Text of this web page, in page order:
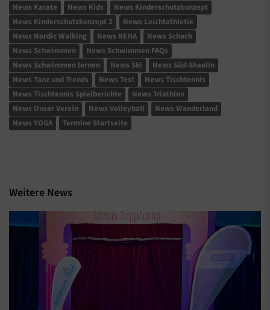
News Karate News Kids
News Kinderschutzkonzept
News Kinderschutzkonzept 2
News Leichtathletik
News Nordic Walking
News REHA
News Schach
News Schwimmen
News Schwimmen FAQs
News Schwimmen lernen
News Ski
News Süd-Shaolin
News Tanz und Trends
News Test
News Tischtennis
News Tischtennis Spielberichte
News Triathlon
News Unser Verein
News Volleyball
News Wanderland
News YOGA
Termine Startseite
Weitere News